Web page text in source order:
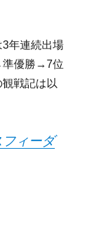
年連続出場
準優勝→7位
戦記は以
ィーダ